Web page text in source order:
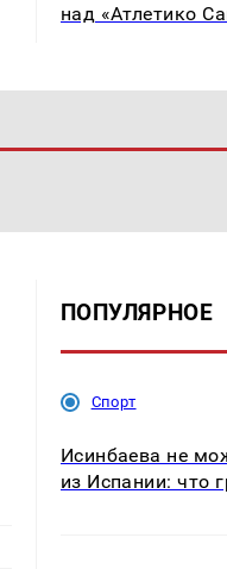
над «Атлетико
ПОПУЛЯРНОЕ
Спорт
Исинбаева не
из Испании: что